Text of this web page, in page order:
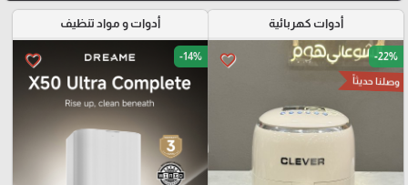
أدوات كهربائية
favorite_border -22%
وصلنا حديثاً
أدوات و مواد تنظيف
favorite_border -14%